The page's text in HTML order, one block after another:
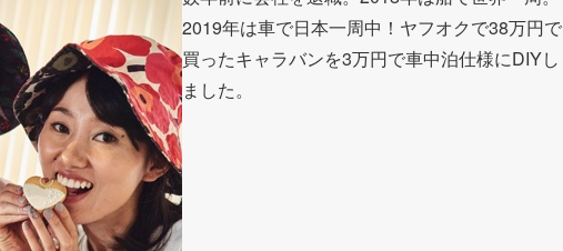
2019年は車で日本一周中！ヤフオクで38万円で
買ったキャラバンを3万円で車中泊仕様にDIYし
ました。